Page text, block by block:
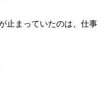
止まっていたのは、仕事